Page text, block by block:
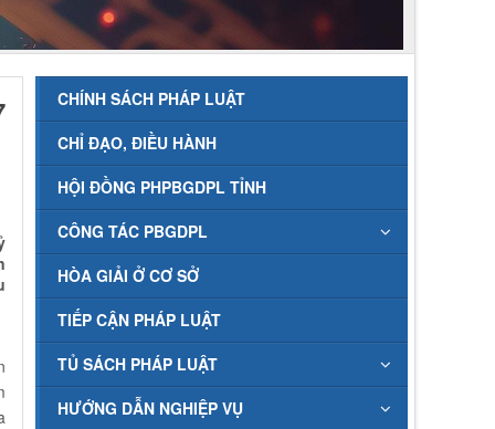
CHÍNH SÁCH PHÁP LUẬT
CHỈ ĐẠO, ĐIỀU HÀNH
HỘI ĐỒNG PHPBGDPL TỈNH
CÔNG TÁC PBGDPL
HÒA GIẢI Ở CƠ SỞ
TIẾP CẬN PHÁP LUẬT
TỦ SÁCH PHÁP LUẬT
HƯỚNG DẪN NGHIỆP VỤ